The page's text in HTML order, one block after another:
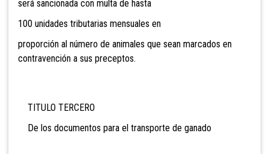
será sancionada con multa de hasta
100 unidades tributarias mensuales en
proporción al número de animales que sean marcados en
contravención a sus preceptos.
TITULO TERCERO
De los documentos para el transporte de ganado